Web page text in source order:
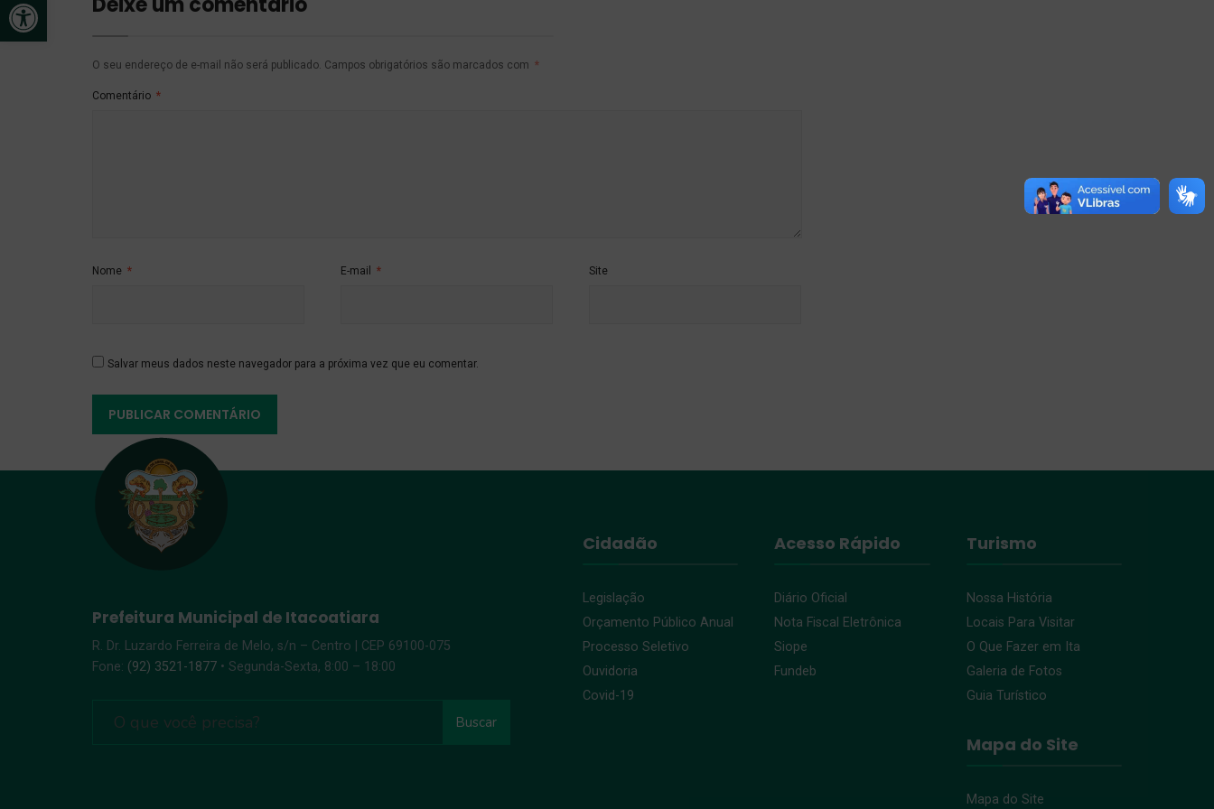
O seu endereço de e-mail não será publicado. Campos obrigatórios são marcados com *
Comentário *
Nome * E-mail * Site
Salvar meus dados neste navegador para a próxima vez que eu comentar.
Prefeitura Municipal de Itacoatiara
R. Dr. Luzardo Ferreira de Melo, s/n – Centro | CEP 69100-075
Fone: (92) 3521-1877 • Segunda-Sexta, 8:00 – 18:00
Buscar
Cidadão
Legislação
Orçamento Público Anual
Processo Seletivo
Ouvidoria
Covid-19
Acesso Rápido
Diário Oficial
Nota Fiscal Eletrônica
Siope
Fundeb
Turismo
Nossa História
Locais Para Visitar
O Que Fazer em Ita
Galeria de Fotos
Guia Turístico
Mapa do Site
Mapa do Site